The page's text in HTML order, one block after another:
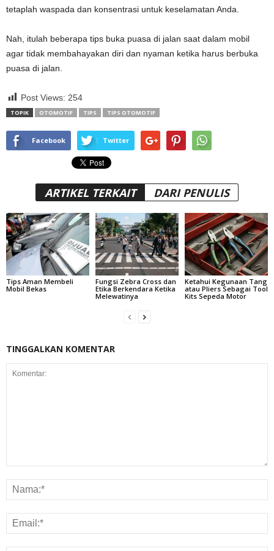
tetaplah waspada dan konsentrasi untuk keselamatan Anda.
Nah, itulah beberapa tips buka puasa di jalan saat dalam mobil
agar tidak membahayakan diri dan nyaman ketika harus berbuka
puasa di jalan.
Post Views: 254
TOPIK OTOMOTIF TIPS TIPS OTOMOTIF
Facebook Twitter
ARTIKEL TERKAIT DARI PENULIS
Tips Aman Membeli
Mobil Bekas
Fungsi Zebra Cross dan
Etika Berkendara Ketika
Melewatinya
Ketahui Kegunaan Tang
atau Pliers Sebagai Tool
Kits Sepeda Motor
TINGGALKAN KOMENTAR